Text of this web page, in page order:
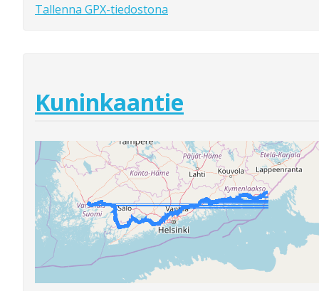
Tallenna GPX-tiedostona
Kuninkaantie